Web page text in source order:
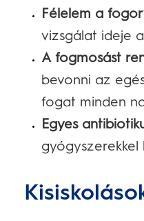
Félelem a
vizsgálat ideje
A fogmosást
bevonni az
fogat minden
Egyes
gyógyszerekkel